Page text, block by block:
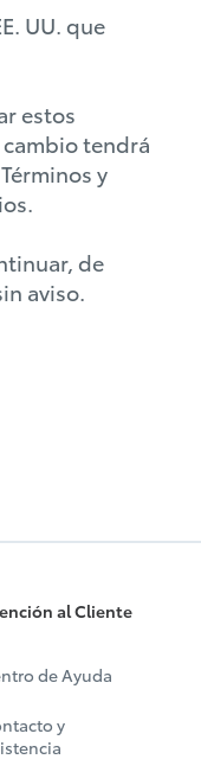
UU. que
estos
tendrá
y
de
aviso.
al Cliente
de Ayuda
y